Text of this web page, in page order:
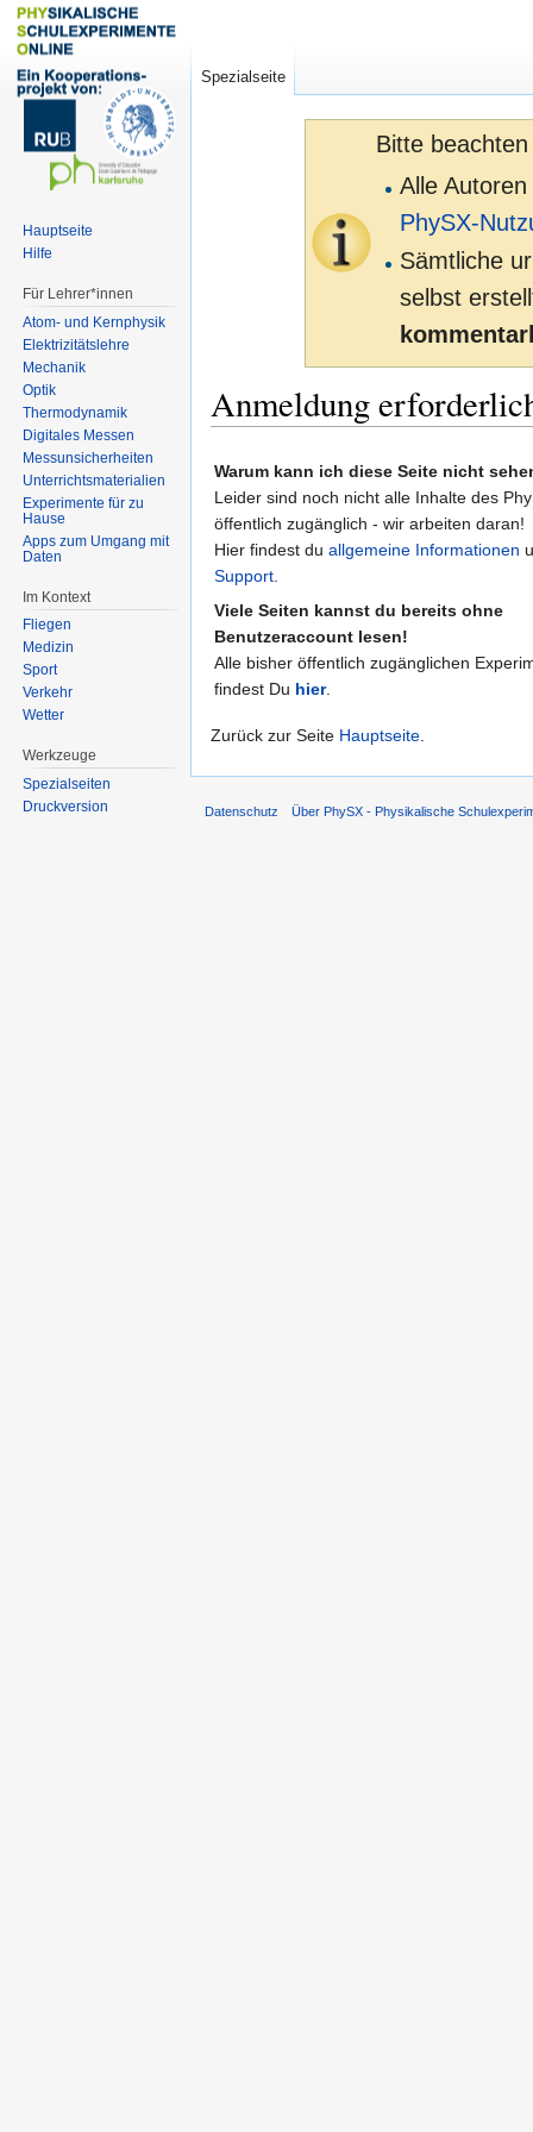
Bitte
Alle
PhySX-
Sämtliche
selbst
Anmeldung
Warum kann ich diese Seite nicht
Leider sind noch nicht alle Inhalte des
öffentlich zugänglich - wir arbeiten daran!
Hier findest du allgemeine Informationen
Support
Viele Seiten kannst du bereits ohne
Benutzeraccount lesen!
Alle bisher öffentlich zugänglichen
findest Du hier.
Zurück zur Seite Hauptseite
Spezialseite
Hauptseite
Hilfe
Für Lehrer*innen
Atom- und Kernphysik
Elektrizitätslehre
Mechanik
Optik
Thermodynamik
Digitales Messen
Messunsicherheiten
Unterrichtsmaterialien
Experimente für zu
Hause
Apps zum Umgang mit
Daten
Im Kontext
Fliegen
Medizin
Sport
Verkehr
Wetter
Werkzeuge
Spezialseiten
Druckversion
Datenschutz Über PhySX - Physikalische